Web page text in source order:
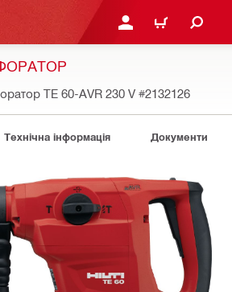
УВІЙТИ АБО
КОШИК
TE 60-AVR 230 V #2132126
Технічна інформація Документи